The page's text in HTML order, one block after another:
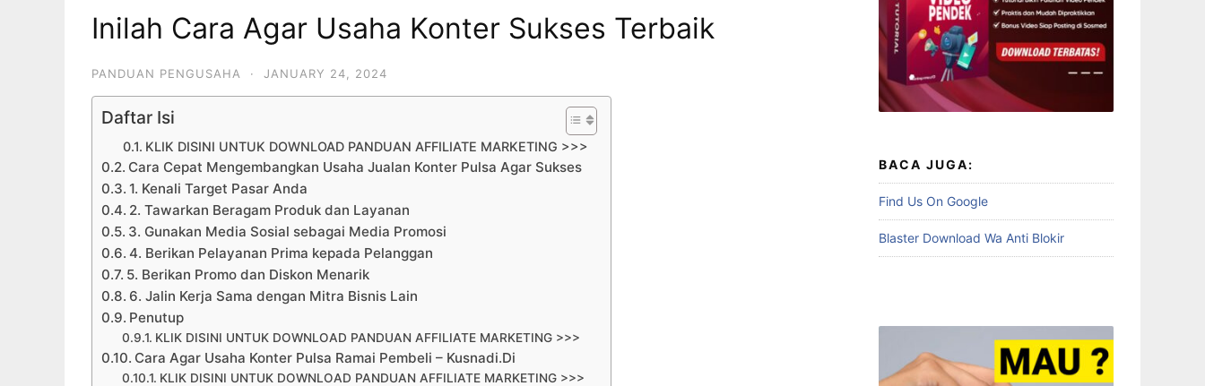
Inilah Cara Agar Usaha Konter Sukses Terbaik
PANDUAN PENGUSAHA · JANUARY 24, 2024
Daftar Isi
KLIK DISINI UNTUK DOWNLOAD PANDUAN AFFILIATE MARKETING >>>
Cara Cepat Mengembangkan Usaha Jualan Konter Pulsa Agar Sukses
1. Kenali Target Pasar Anda
2. Tawarkan Beragam Produk dan Layanan
3. Gunakan Media Sosial sebagai Media Promosi
4. Berikan Pelayanan Prima kepada Pelanggan
5. Berikan Promo dan Diskon Menarik
6. Jalin Kerja Sama dengan Mitra Bisnis Lain
Penutup
KLIK DISINI UNTUK DOWNLOAD PANDUAN AFFILIATE MARKETING >>>
Cara Agar Usaha Konter Pulsa Ramai Pembeli – Kusnadi.Di
KLIK DISINI UNTUK DOWNLOAD PANDUAN AFFILIATE MARKETING >>>
BACA JUGA:
Find Us On Google
Blaster Download Wa Anti Blokir